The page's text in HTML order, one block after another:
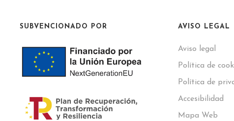
SUBVENCIONADO POR AVISO LEGAL
Aviso legal
Política de
Política de
Accesibilidad
Mapa Web